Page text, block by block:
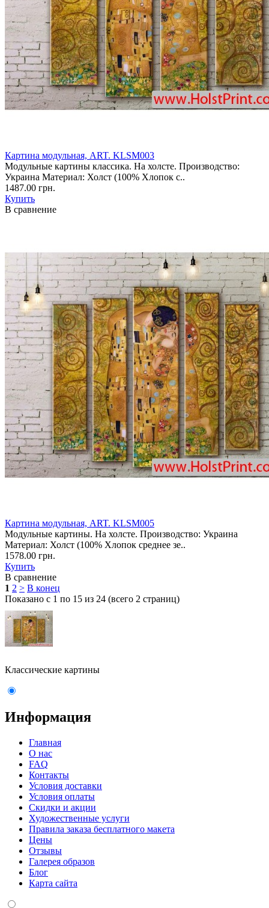
Картина модульная, ART. KLSM003
Модульные картины классика. На холсте. Производство:
Украина Материал: Холст (100% Хлопок с..
1487.00 грн.
Купить
В сравнение
Картина модульная, ART. KLSM005
Модульные картины. На холсте. Производство: Украина
Материал: Холст (100% Хлопок среднее зе..
1578.00 грн.
Купить
В сравнение
1 2 > В конец
Показано с 1 по 15 из 24 (всего 2 страниц)
Классические картины
Информация
Главная
О нас
FAQ
Контакты
Условия доставки
Условия оплаты
Скидки и акции
Художественные услуги
Правила заказа бесплатного макета
Цены
Отзывы
Галерея образов
Блог
Карта сайта